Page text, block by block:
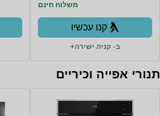
משלוח חינם
קנו עכשיו
ב- קניה ישירה+
תנורי אפייה וכיריים